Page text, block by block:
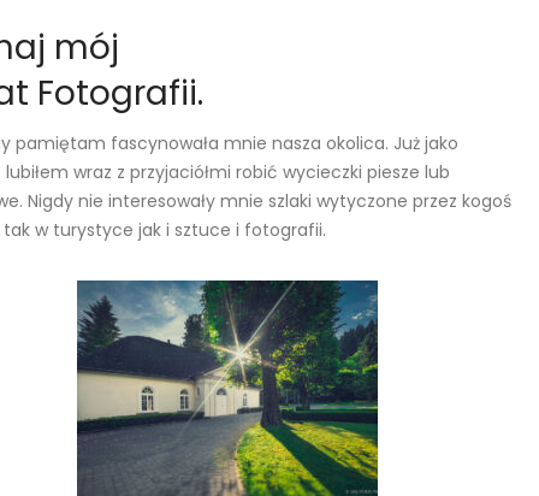
O mojej
Fotografii.
mój
Fotografii.
pamiętam fascynowała mnie nasza okolica. Już jako
wraz z przyjaciółmi robić wycieczki piesze lub
Nigdy nie interesowały mnie szlaki wytyczone przez kogoś
tak w turystyce jak i sztuce i fotografii.